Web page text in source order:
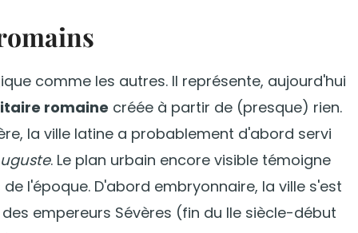
comme les autres. Il représente, aujourd'hui
romaine créée à partir de (presque) rien.
la ville latine a probablement d'abord servi
. Le plan urbain encore visible témoigne
l'époque. D'abord embryonnaire, la ville s'est
empereurs Sévères (fin du IIe siècle-début